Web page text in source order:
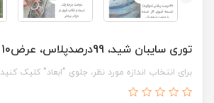
توری سایبان شید، 99درصدپلاس، عرض10 به طول دلخواه
برای انتخاب اندازه مورد نظر، جلوی "ابعاد" کلیک کنید